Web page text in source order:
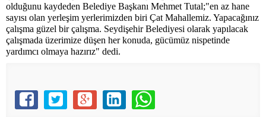
olduğunu kaydeden Belediye Başkanı Mehmet Tutal;"en az hane
sayısı olan yerleşim yerlerimizden biri Çat Mahallemiz. Yapacağınız
çalışma güzel bir çalışma. Seydişehir Belediyesi olarak yapılacak
çalışmada üzerimize düşen her konuda, gücümüz nispetinde
yardımcı olmaya hazırız" dedi.